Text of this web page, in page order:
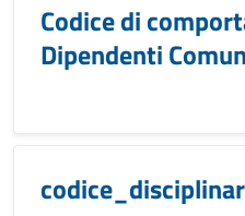
Codice di
Dipendenti